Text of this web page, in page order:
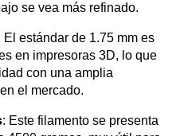
se vea más refinado.
El estándar de 1.75 mm es
en impresoras 3D, lo que
con una amplia
el mercado.
: Este filamento se presenta